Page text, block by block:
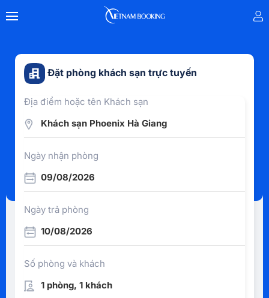
Đặt phòng khách sạn trực tuyến
Địa điểm hoặc tên Khách sạn
Khách sạn Phoenix Hà Giang
Ngày nhận phòng
09/08/2026
Ngày trả phòng
10/08/2026
Số phòng và khách
1 phòng, 1 khách